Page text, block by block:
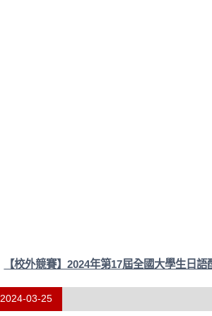
【校外競賽】2024年第17屆全國大學生日
2024-03-25